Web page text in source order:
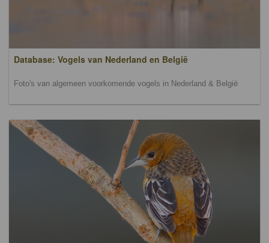
Database: Vogels van Nederland en België
Foto's van algemeen voorkomende vogels in Nederland & België